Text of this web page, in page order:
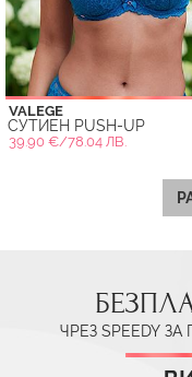
VALEGE
СУТИЕН PUSH-UP
39.90 €/78.04 ЛВ.
ЧРЕЗ SPEEDY